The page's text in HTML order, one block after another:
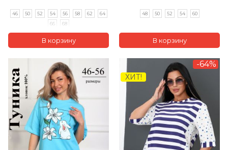
46 50 52 54 56 58 62
64
66
68
48 50 52 54 60
ХИТ!
-64%